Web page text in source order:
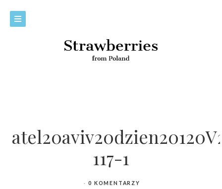
117-1
0 KOMENTARZY